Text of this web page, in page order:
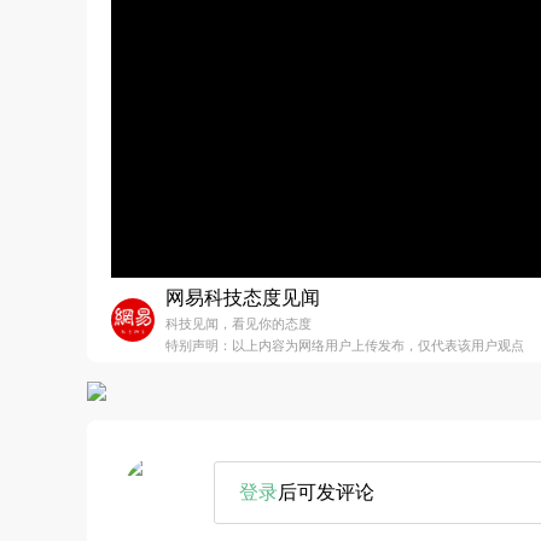
网易科技态度见闻
科技见闻，看见你的态度
特别声明：以上内容为网络用户上传发布，仅代表该用户观点
登录后可发评论